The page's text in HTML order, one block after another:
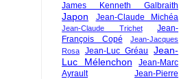
James Kenneth Galbraith
Japon Jean-Claude Michéa
Jean-Claude Trichet
Jean-
François Copé
Jean-Jacques
Rosa
Jean-Luc Gréau
Jean-
Luc Mélenchon
Jean-Marc
Ayrault
Jean-Pierre